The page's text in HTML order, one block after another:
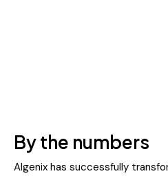
By the numbers
Algenix has successfully